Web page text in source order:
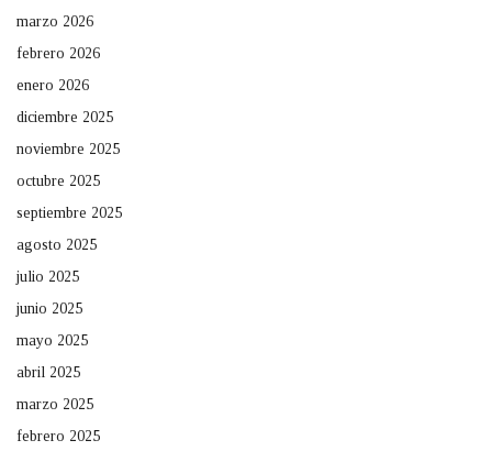
marzo 2026
febrero 2026
enero 2026
diciembre 2025
noviembre 2025
octubre 2025
septiembre 2025
agosto 2025
julio 2025
junio 2025
mayo 2025
abril 2025
marzo 2025
febrero 2025